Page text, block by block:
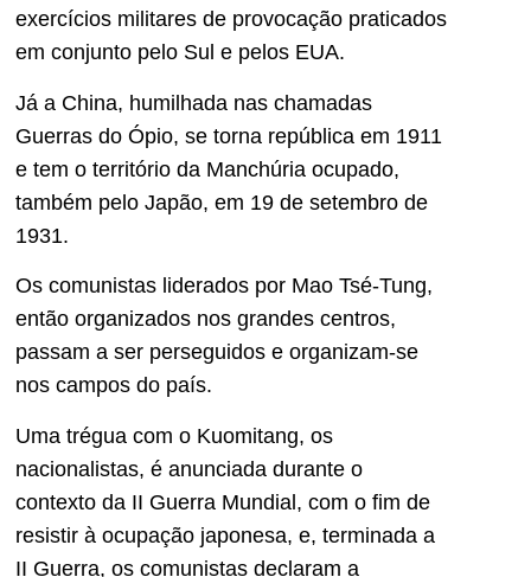
exercícios militares de provocação praticados
em conjunto pelo Sul e pelos EUA.
Já a China, humilhada nas chamadas
Guerras do Ópio, se torna república em 1911
e tem o território da Manchúria ocupado,
também pelo Japão, em 19 de setembro de
1931.
Os comunistas liderados por Mao Tsé-Tung,
então organizados nos grandes centros,
passam a ser perseguidos e organizam-se
nos campos do país.
Uma trégua com o Kuomitang, os
nacionalistas, é anunciada durante o
contexto da II Guerra Mundial, com o fim de
resistir à ocupação japonesa, e, terminada a
II Guerra, os comunistas declaram a